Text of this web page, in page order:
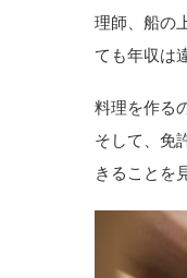
理師、船の
ても年収は
料理を作る
そして、免
きることを